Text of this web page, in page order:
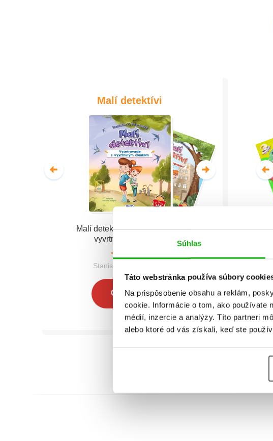
Súhlas
Táto webstránka používa súbory
Na prispôsobenie obsahu a reklám,
cookie. Informácie o tom, ako používate
médií, inzercie a analýzy. Títo partneri
alebo ktoré od vás získali, keď ste
Malí detektívi
Malí detektívi - Vyšetrovanie s
vyvrtnutým členkom
Stanislav V. Solovinský
Celá séria